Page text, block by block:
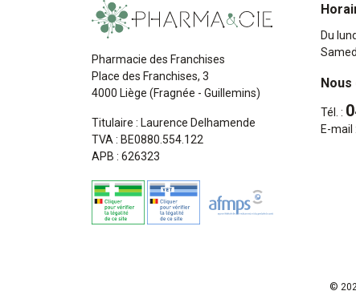
Pharmacie des Franchises
Place des Franchises, 3
4000 Liège (Fragnée - Guillemins)
Titulaire : Laurence Delhamende
TVA : BE0880.554.122
APB : 626323
Du
Tél. :
E-mail :
©